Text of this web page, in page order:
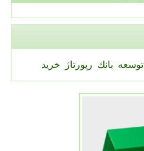
توسعه بانك رپورتاژ خرید